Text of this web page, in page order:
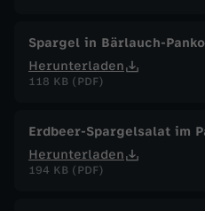
Spargel in Bärlauch-
Herunterladen
118 KB (PDF)
Erdbeer-Spargelsalat im
Herunterladen
194 KB (PDF)